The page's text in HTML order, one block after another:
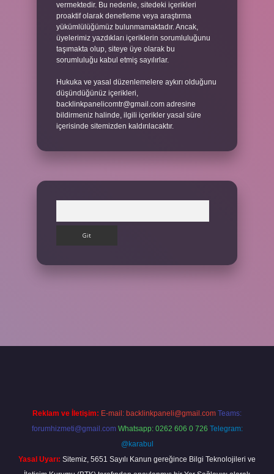
vermektedir. Bu nedenle, sitedeki içerikleri
proaktif olarak denetleme veya araştırma
yükümlülüğümüz bulunmamaktadır. Ancak,
üyelerimiz yazdıkları içeriklerin sorumluluğunu
taşımakta olup, siteye üye olarak bu
sorumluluğu kabul etmiş sayılırlar.
Hukuka ve yasal düzenlemelere aykırı olduğunu
düşündüğünüz içerikleri,
backlinkpanelicomtr@gmail.com adresine
bildirmeniz halinde, ilgili içerikler yasal süre
içerisinde sitemizden kaldırılacaktır.
Reklam ve İletişim: E-mail: backlinkpaneli@gmail.com Teams:
forumhizmeti@gmail.com Whatsapp: 0262 606 0 726 Telegram:
@karabul
Yasal Uyarı: Sitemiz, 5651 Sayılı Kanun gereğince Bilgi Teknolojileri ve